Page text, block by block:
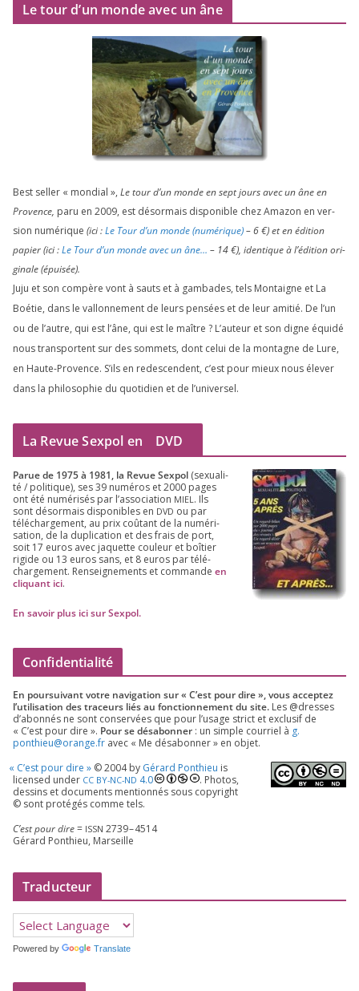
Le tour d’un monde avec un âne
Best sel­ler « mon­dial », Le tour d’un monde en sept jours avec un âne en
Provence, paru en 2009, est désor­mais dis­po­nible chez Amazon en ver­
sion numé­rique (ici :Le Tour d’un monde (numé­rique)–6€) et en édi­tion
papier (ici :Le Tour d’un monde avec un âne… – 14€), iden­tique à l’é­di­tion ori­
gi­nale (épui­sée).
Juju et son com­père vont à sauts et à gam­bades, tels Montaigne et La
Boétie, dans le val­lon­ne­ment de leurs pen­sées et de leur ami­tié. De l’un
ou de l’autre, qui est l’âne, qui est le maître ? L’auteur et son digne équi­dé
nous trans­portent sur des som­mets, dont celui de la mon­tagne de Lure,
en Haute-Provence. S’ils en redes­cendent, c’est pour mieux nous éle­ver
dans la phi­lo­so­phie du quo­ti­dien et de l’universel.
La Revue Sexpol en DVD
Parue de 1975à 1981, la Revue Sex­pol (sexua­li­
té /​ poli­tique), ses39 numé­ros et2000 pages
ont été numé­ri­sés par l’as­so­cia­tion MIEL . Ils
sont désor­mais dis­po­nibles en DVD ou par
télé­char­ge­ment, au prix coû­tant de la numé­ri­
sa­tion, de la dupli­ca­tion et des frais de port,
soit 17 euros avec jaquette cou­leur et boî­tier
rigide ou 13 euros sans, et 8 euros par télé­
char­ge­ment. Ren­sei­gne­ments et com­mande en
cli­quant ici.
En savoir plus ici sur Sexpol.
Confidentialité
En pour­sui­vant votre navi­ga­tion sur « C’est pour dire », vous accep­tez
l’utilisation des tra­ceurs liés au fonc­tion­ne­ment du site. Les @dresses
d’a­bon­nés ne sont conser­vées que pour l’u­sage strict et exclu­sif de
« C’est pour dire ». Pour se désa­bon­ner : un simple cour­riel à g.​
ponthieu@​orange.​fr avec « Me désa­bon­ner » en objet.
« C’est pour dire » ©2004by Gérard Ponthieu is
licen­sed under CC BY-NC-ND 4.0
. Photos,
des­sins et docu­ments men­tion­nés sous copy­right
© sont pro­té­gés comme tels.
C’est pour dire= ISSN 2739–4514
Gérard Ponthieu, Marseille
Traducteur
Powered by Translate